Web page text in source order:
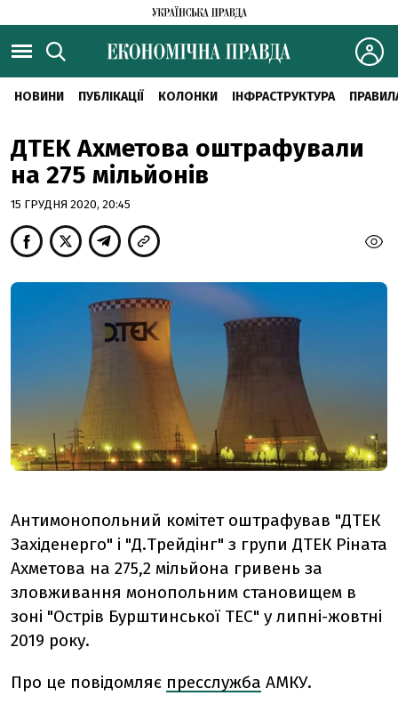
НОВИНИ ПУБЛІКАЦІЇ КОЛОНКИ ІНФРАСТРУКТУРА
ДТЕК Ахметова оштрафували
на 275 мільйонів
15 ГРУДНЯ 2020, 20:45
Антимонопольний комітет оштрафував "ДТЕК
Західенерго" і "Д.Трейдінг" з групи ДТЕК Ріната
Ахметова на 275,2 мільйона гривень за
зловживання монопольним становищем в
зоні "Острів Бурштинської ТЕС" у липні-жовтні
2019 року.
Про це повідомляє пресслужба АМКУ.